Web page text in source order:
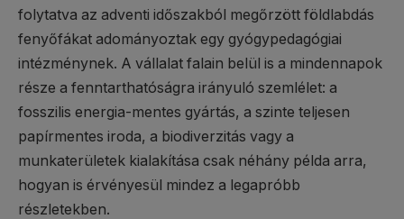
folytatva az adventi időszakból megőrzött földlabdás
fenyőfákat adományoztak egy gyógypedagógiai
intézménynek. A vállalat falain belül is a mindennapok
része a fenntarthatóságra irányuló szemlélet: a
fosszilis energia-mentes gyártás, a szinte teljesen
papírmentes iroda, a biodiverzitás vagy a
munkaterületek kialakítása csak néhány példa arra,
hogyan is érvényesül mindez a legapróbb
részletekben.